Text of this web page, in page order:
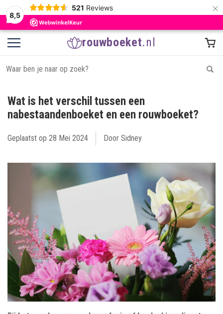
8,5
521 Reviews ×
rouwboeket.nl
Wat is het verschil tussen een
nabestaandenboeket en een rouwboeket?
Geplaatst op 28 Mei 2024 Door Sidney